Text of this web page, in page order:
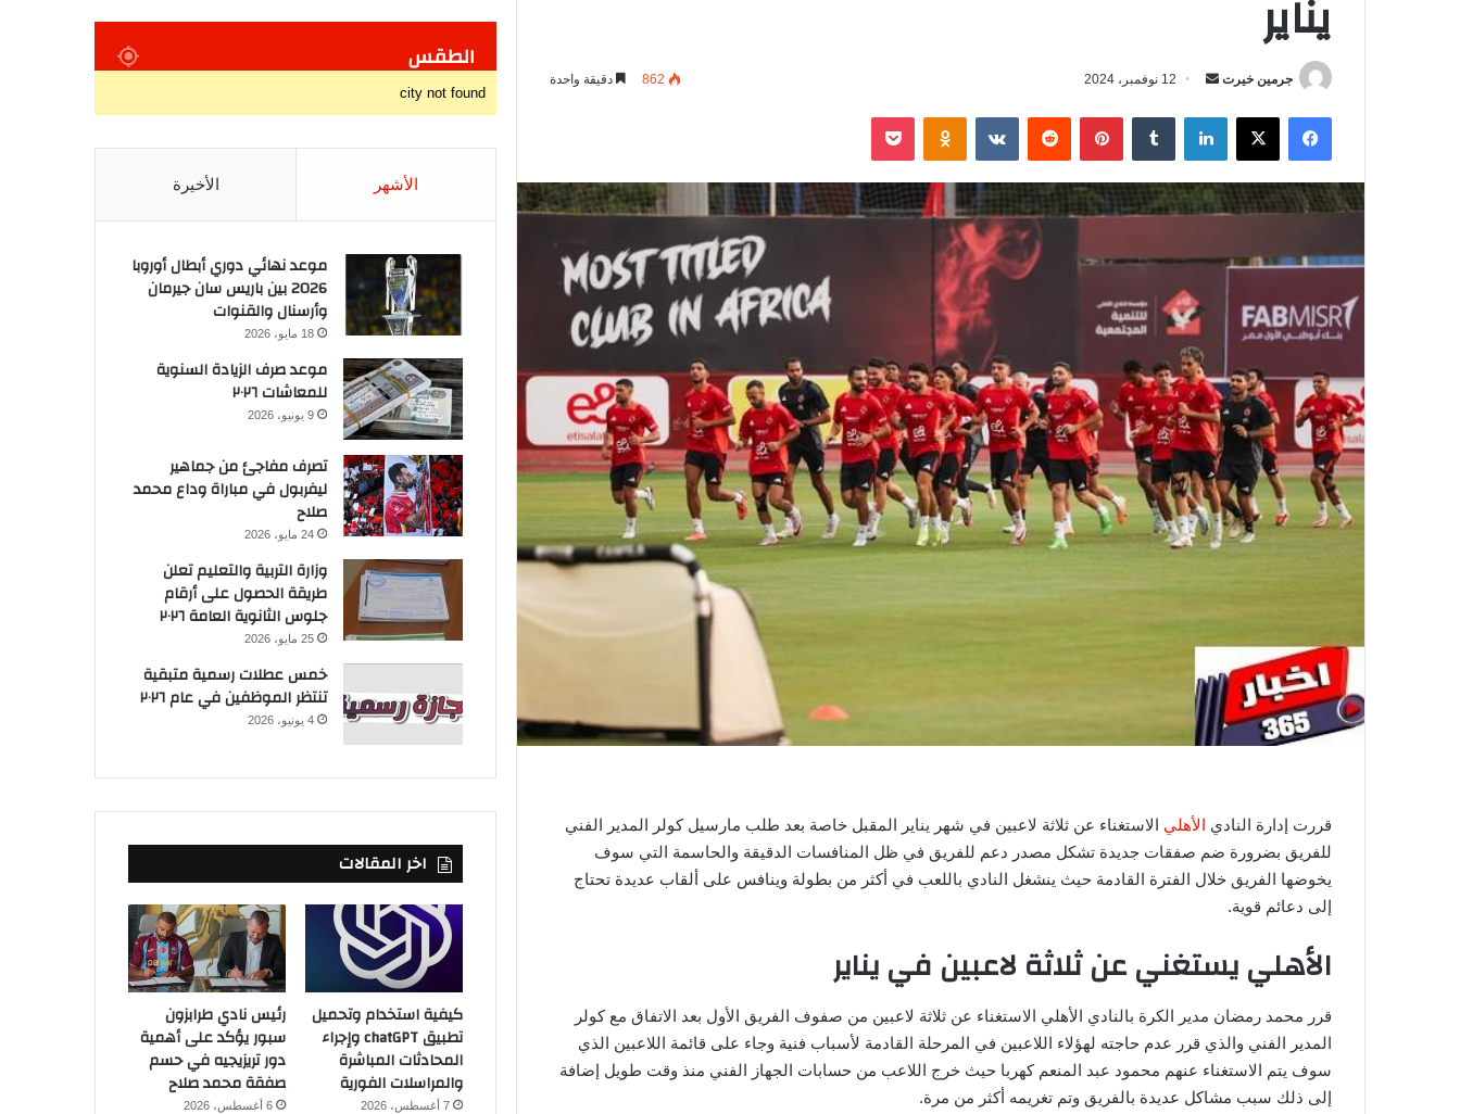
يناير
جرمين خيرت
س
ب
ر
د
إ
ك
ت
ر
و
ي
ا
12 نوفمبر، 2024 862 دقيقة واحدة
فيسبوك ‫X لينكدإن بينتيريست
قررت إدارة النادي الأهلي الاستغناء عن ثلاثة لاعبين في شهر يناير المقبل خاصة بعد طلب مارسيل كولر المدير الفني
للفريق بضرورة ضم صفقات جديدة تشكل مصدر دعم للفريق في ظل المنافسات الدقيقة والحاسمة التي سوف
يخوضها الفريق خلال الفترة القادمة حيث ينشغل النادي باللعب في أكثر من بطولة وينافس على ألقاب عديدة تحتاج
إلى دعائم قوية.
الأهلي يستغني عن ثلاثة لاعبين في يناير
قرر محمد رمضان مدير الكرة بالنادي الأهلي الاستغناء عن ثلاثة لاعبين من صفوف الفريق الأول بعد الاتفاق مع كولر
المدير الفني والذي قرر عدم حاجته لهؤلاء اللاعبين في المرحلة القادمة لأسباب فنية وجاء على قائمة اللاعبين الذي
سوف يتم الاستغناء عنهم محمود عبد المنعم كهربا حيث خرج اللاعب من حسابات الجهاز الفني منذ وقت طويل إضافة
إلى ذلك سبب مشاكل عديدة بالفريق وتم تغريمه أكثر من مرة.
الطقس
city not found
الأشهر الأخيرة
موعد نهائي دوري أبطال أوروبا
2026 بين باريس سان جيرمان
وأرسنال والقنوات
18 مايو، 2026
موعد صرف الزيادة السنوية
للمعاشات ٢٠٢٦
9 يونيو، 2026
تصرف مفاجئ من جماهير
ليفربول في مباراة وداع محمد
صلاح
24 مايو، 2026
وزارة التربية والتعليم تعلن
طريقة الحصول على أرقام
جلوس الثانوية العامة ٢٠٢٦
25 مايو، 2026
خمس عطلات رسمية متبقية
تنتظر الموظفين في عام ٢٠٢٦
4 يونيو، 2026
اخر المقالات
كيفية استخدام وتحميل
تطبيق chatGPT وإجراء
المحادثات المباشرة
والمراسلات الفورية
7 أغسطس، 2026
رئيس نادي طرابزون
سبور يؤكد على أهمية
دور تريزيجيه في حسم
صفقة محمد صلاح
6 أغسطس، 2026